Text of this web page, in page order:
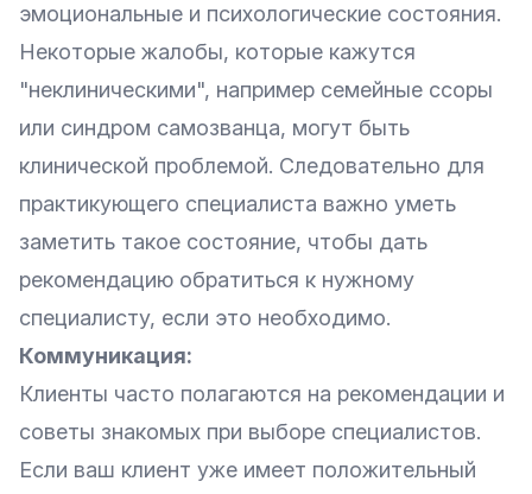
эмоциональные и психологические состояния.
Некоторые жалобы, которые кажутся
"неклиническими", например семейные ссоры
или синдром самозванца, могут быть
клинической проблемой. Следовательно для
практикующего специалиста важно уметь
заметить такое состояние, чтобы дать
рекомендацию обратиться к нужному
специалисту, если это необходимо.
Коммуникация:
Клиенты часто полагаются на рекомендации и
советы знакомых при выборе специалистов.
Если ваш клиент уже имеет положительный